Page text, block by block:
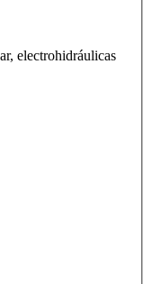
electrohidráulicas